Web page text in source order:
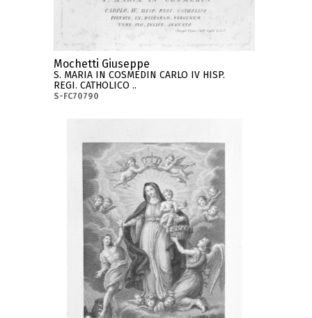
Mochetti Giuseppe
S. MARIA IN COSMEDIN CARLO IV HISP.
REGI. CATHOLICO ..
S-FC70790